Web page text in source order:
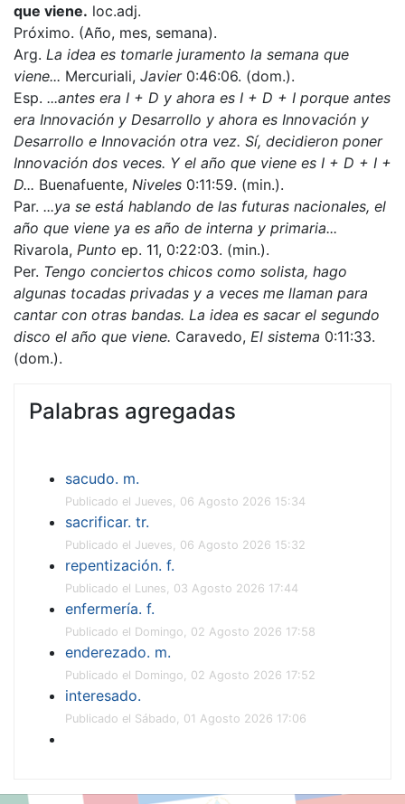
que viene. loc.adj.
Próximo. (Año, mes, semana).
Arg. La idea es tomarle juramento la semana que
viene... Mercuriali, Javier 0:46:06. (dom.).
Esp. ...antes era I + D y ahora es I + D + I porque antes
era Innovación y Desarrollo y ahora es Innovación y
Desarrollo e Innovación otra vez. Sí, decidieron poner
Innovación dos veces. Y el año que viene es I + D + I +
D... Buenafuente, Niveles 0:11:59. (min.).
Par. ...ya se está hablando de las futuras nacionales, el
año que viene ya es año de interna y primaria...
Rivarola, Punto ep. 11, 0:22:03. (min.).
Per. Tengo conciertos chicos como solista, hago
algunas tocadas privadas y a veces me llaman para
cantar con otras bandas. La idea es sacar el segundo
disco el año que viene. Caravedo, El sistema 0:11:33.
(dom.).
Palabras agregadas
sacudo. m.
Publicado el Jueves, 06 Agosto 2026 15:34
sacrificar. tr.
Publicado el Jueves, 06 Agosto 2026 15:32
repentización. f.
Publicado el Lunes, 03 Agosto 2026 17:44
enfermería. f.
Publicado el Domingo, 02 Agosto 2026 17:58
enderezado. m.
Publicado el Domingo, 02 Agosto 2026 17:52
interesado.
Publicado el Sábado, 01 Agosto 2026 17:06